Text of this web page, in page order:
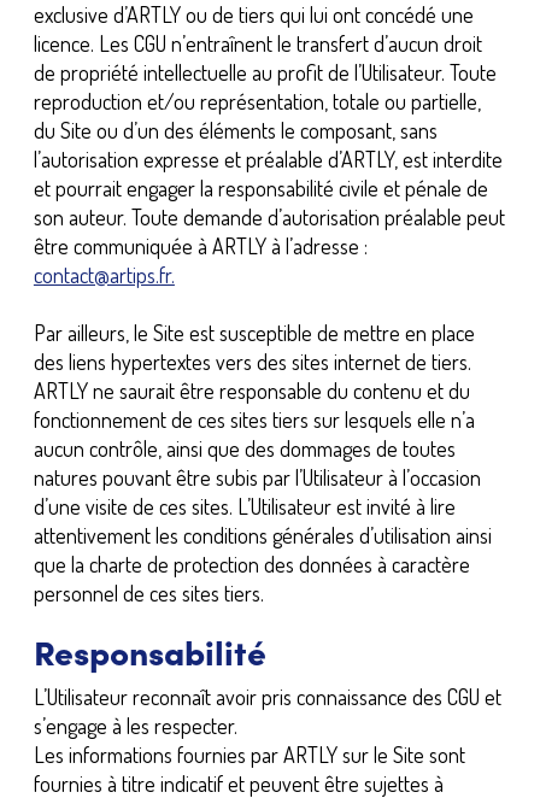
exclusive d’ARTLY ou de tiers qui lui ont concédé une
licence. Les CGU n’entraînent le transfert d’aucun droit
de propriété intellectuelle au profit de l’Utilisateur. Toute
reproduction et/ou représentation, totale ou partielle,
du Site ou d’un des éléments le composant, sans
l’autorisation expresse et préalable d’ARTLY, est interdite
et pourrait engager la responsabilité civile et pénale de
son auteur. Toute demande d’autorisation préalable peut
être communiquée à ARTLY à l’adresse :
contact@artips.fr.
Par ailleurs, le Site est susceptible de mettre en place
des liens hypertextes vers des sites internet de tiers.
ARTLY ne saurait être responsable du contenu et du
fonctionnement de ces sites tiers sur lesquels elle n’a
aucun contrôle, ainsi que des dommages de toutes
natures pouvant être subis par l’Utilisateur à l’occasion
d’une visite de ces sites. L’Utilisateur est invité à lire
attentivement les conditions générales d’utilisation ainsi
que la charte de protection des données à caractère
personnel de ces sites tiers.
Responsabilité
L’Utilisateur reconnaît avoir pris connaissance des CGU et
s’engage à les respecter.
Les informations fournies par ARTLY sur le Site sont
fournies à titre indicatif et peuvent être sujettes à